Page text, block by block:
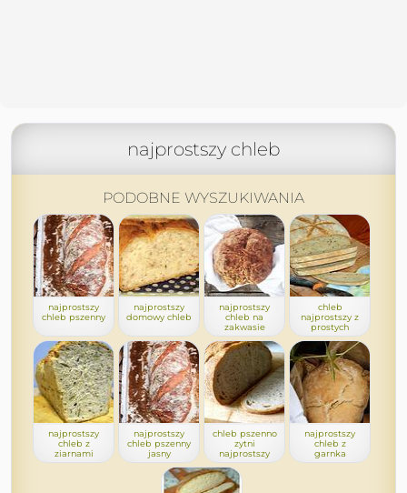
najprostszy chleb
PODOBNE WYSZUKIWANIA
najprostszy
chleb pszenny
najprostszy
domowy chleb
najprostszy
chleb na
zakwasie
chleb
najprostszy z
prostych
najprostszy
chleb z
ziarnami
najprostszy
chleb pszenny
jasny
chleb pszenno
zytni
najprostszy
najprostszy
chleb z
garnka